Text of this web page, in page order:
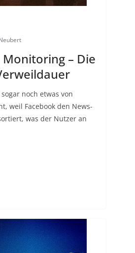
– Die
noch etwas von
weil Facebook den News-
was der Nutzer an